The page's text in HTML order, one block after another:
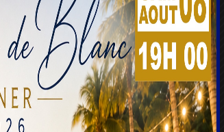
des présélections régionales
accès à la grande finale qui se
Miss Togo dépasse le cadre d’un